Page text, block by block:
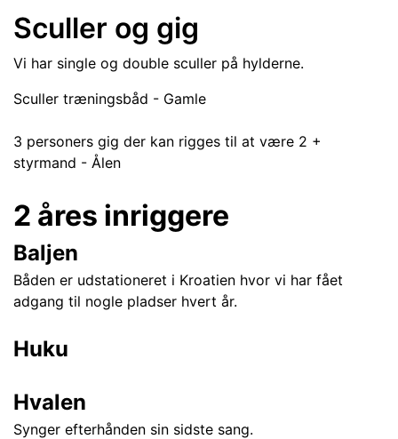
Sculler og gig
Vi har single og double sculler på hylderne.
Sculler træningsbåd - Gamle
3 personers gig der kan rigges til at være 2 +
styrmand - Ålen
2 åres inriggere
Baljen
Båden er udstationeret i Kroatien hvor vi har fået
adgang til nogle pladser hvert år.
Huku
Hvalen
Synger efterhånden sin sidste sang.